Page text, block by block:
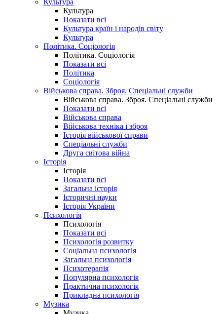
Культура
Культура
Показати всі
Культура країн і народів світу
Культура
Політика. Соціологія
Політика. Соціологія
Показати всі
Політика
Соціологія
Військова справа. Зброя. Спеціальні служби
Військова справа. Зброя. Спеціальні служби
Показати всі
Військова справа
Військова техніка і зброя
Історія військової справи
Спеціальні служби
Друга світова війна
Історія
Історія
Показати всі
Загальна історія
Історичні науки
Історія України
Психологія
Психологія
Показати всі
Психологія розвитку
Соціальна психологія
Загальна психологія
Психотерапія
Популярна психологія
Практична психологія
Прикладна психологія
Музика